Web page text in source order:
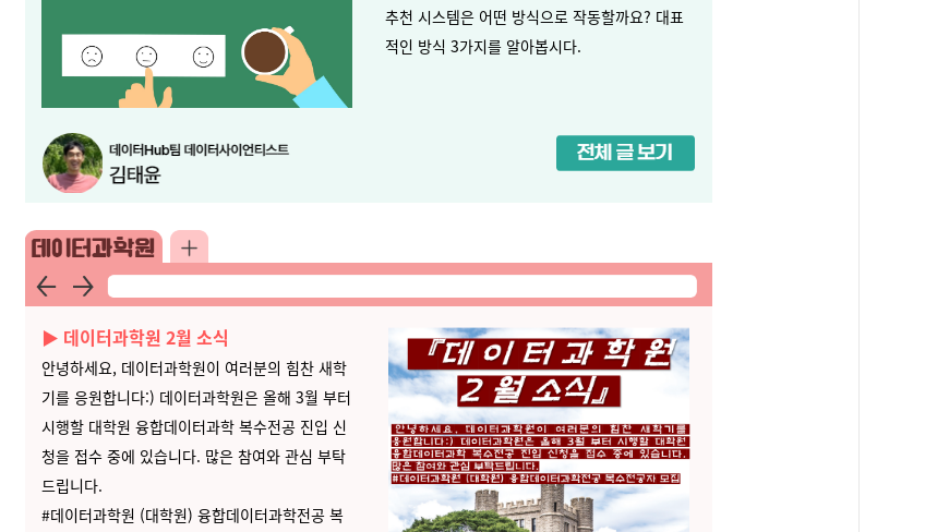
추천 시스템은 어떤 방식으로 작동할까요? 대표
적인 방식 3가지를 알아봅시다.
▶ 데이터과학원 2월 소식
안녕하세요, 데이터과학원이 여러분의 힘찬 새학
기를 응원합니다:) 데이터과학원은 올해 3월 부터
시행할 대학원 융합데이터과학 복수전공 진입 신
청을 접수 중에 있습니다. 많은 참여와 관심 부탁
드립니다.
#데이터과학원 (대학원) 융합데이터과학전공 복